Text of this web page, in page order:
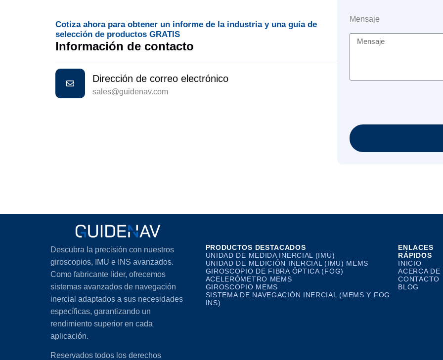
Cotiza ahora para obtener un informe de la industria y una guía de
selección de productos GRATIS
Información de contacto
Dirección de correo electrónico
sales@guidenav.com
Mensaje
Descubra la precisión con nuestros
giroscopios, IMU e INS avanzados.
Como fabricante líder, ofrecemos
sistemas avanzados de navegación
inercial adaptados a sus necesidades
específicas, garantizando un
rendimiento superior en cada
aplicación.
Reservados todos los derechos
PRODUCTOS DESTACADOS
UNIDAD DE MEDIDA INERCIAL (IMU)
UNIDAD DE MEDICIÓN INERCIAL (IMU) MEMS
GIROSCOPIO DE FIBRA ÓPTICA (FOG)
ACELERÓMETRO MEMS
GIROSCOPIO MEMS
SISTEMA DE NAVEGACIÓN INERCIAL (MEMS Y FOG
INS)
ENLACES
RÁPIDOS
INICIO
ACERCA DE
CONTACTO
BLOG